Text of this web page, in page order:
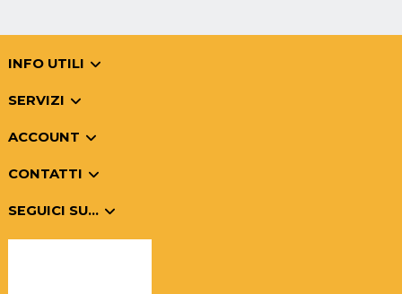
INFO UTILI
SERVIZI
ACCOUNT
CONTATTI
SEGUICI SU...